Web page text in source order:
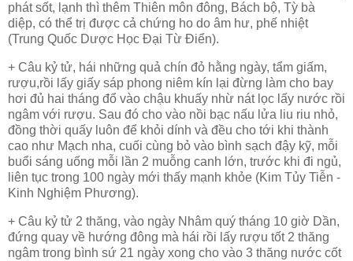
phát sốt, lạnh thì thêm Thiên môn đông, Bách bộ, Tỳ bà
diệp, có thể trị được cả chứng ho do âm hư, phế nhiệt
(Trung Quốc Dược Học Đại Từ Điển).
+ Câu kỷ tử, hái những quả chín đỏ hằng ngày, tẩm giấm,
rượu,rồi lấy giấy sáp phong niêm kín lại đừng làm cho bay
hơi đủ hai tháng đổ vào chậu khuấy nhừ nát lọc lấy nước rồi
ngâm với rượu. Sau đó cho vào nồi bạc nấu lửa liu riu nhỏ,
đồng thời quấy luôn để khỏi dính và đều cho tới khi thành
cao như Mạch nha, cuối cùng bỏ vào bình sạch đậy kỹ, mỗi
buổi sáng uống mỗi lần 2 muỗng canh lớn, trước khi đi ngủ,
liên tục trong 100 ngày mới thấy mạnh khỏe (Kim Tủy Tiễn -
Kinh Nghiệm Phương).
+ Câu kỷ tử 2 thăng, vào ngày Nhâm quý tháng 10 giờ Dần,
đứng quay về hướng đông mà hái rồi lấy rượu tốt 2 thăng
ngâm trong bình sứ 21 ngày xong cho vào 3 thăng nước cốt